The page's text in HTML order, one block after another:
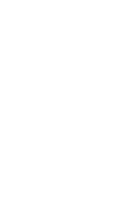
ŻYDAMI A POLAKAMI"